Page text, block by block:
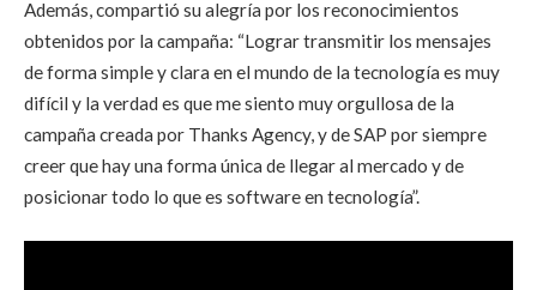
Además, compartió su alegría por los reconocimientos
obtenidos por la campaña: “Lograr transmitir los mensajes
de forma simple y clara en el mundo de la tecnología es muy
difícil y la verdad es que me siento muy orgullosa de la
campaña creada por Thanks Agency, y de SAP por siempre
creer que hay una forma única de llegar al mercado y de
posicionar todo lo que es software en tecnología”.